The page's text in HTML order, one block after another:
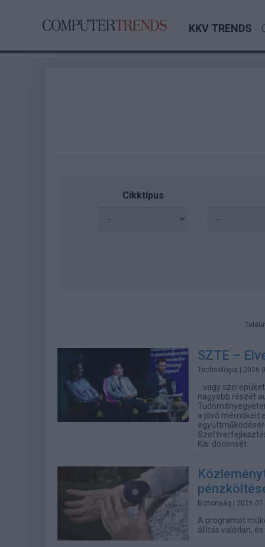
KKV TRENDS
Cikktípus
SZTE –
Technológia |
...vagy
nagyobb részét
a jövő mérnökeit
Kar docensét.
Biztonság |
A programot
állítás valótlan,